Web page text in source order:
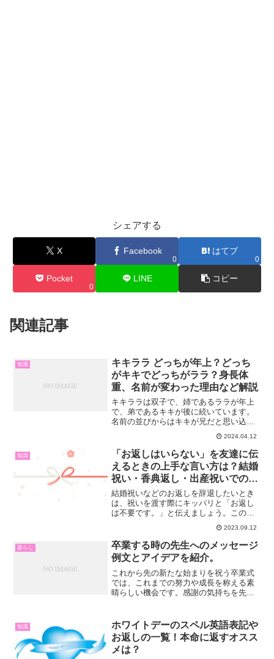
シェアする
X Facebook
0
はてブ
0
Pocket
0
LINE コピー
関連記事
知識
キキララ どっちが年上？どっち
がキキでどっちがララ？身長体
重、名前が変わった理由など解説
キキララは双子で、姉であるララが年上
で、弟であるキキが後に続いています。
名前の並びからはキキが兄だと思い込み
やすいですが、実際にはララが年長で
す。彼らは「ゆめ星雲のおもいやり星」
で生まれ、誕生日は12月24日です。彼ら
の出生地も魅力的ですね...
2024.04.12
知識
「お返しはいらない」を友達に伝
えるときの上手な言い方は？結婚
祝い・香典返し・出産祝いでのお
返し不要の文例
結婚祝いなどのお返しを辞退したいとき
は、祝いを渡す際にキッパリと「お返し
は不要です。」と伝えましょう。この
時、メッセージカードを同封しお返しが
不要であることを書いておくのもアリで
す。今回はそんな、結婚祝いなどのお返
しを辞退する時について解説...
2023.09.12
暮らし
卒業する時の先生へのメッセージ
例文とアイデアを紹介。
これから先の新たな始まりを祝う卒業式
では、これまでの努力や成長を称える素
晴らしい機会です。感謝の気持ちを先生
れど、「どのような言葉を選べばいいの
だろうか？」「気をつける...
知識
ホワイトデーのスペル英語表記や
お返しの一覧！本命に返すオスス
メは？